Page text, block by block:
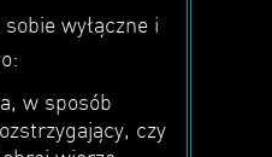
wyłączne i
w sposób
czy